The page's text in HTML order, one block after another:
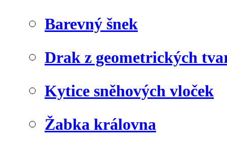
Barevný šnek
Drak z geometrických
Kytice sněhových vloček
Žabka královna